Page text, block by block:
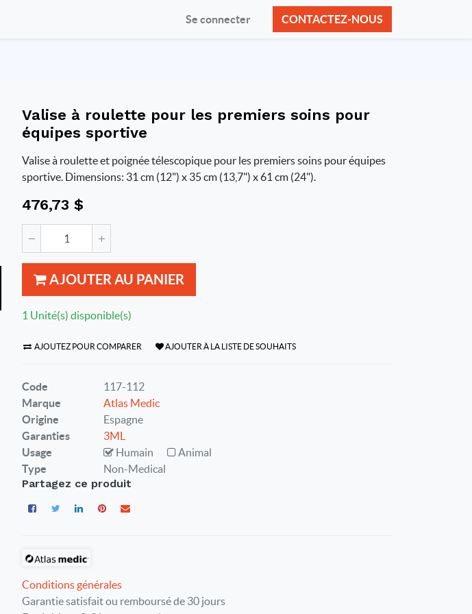
Se connecter CONTACTEZ-NOUS
Valise à roulette pour les premiers soins pour
équipes sportive
Valise à roulette et poignée télescopique pour les premiers soins pour équipes
sportive. Dimensions: 31 cm (12") x 35 cm (13,7") x 61 cm (24").
476,73 $
AJOUTER AU PANIER
1 Unité(s) disponible(s)
AJOUTEZ POUR COMPARER AJOUTER À LA LISTE DE SOUHAITS
Code
117-112
Marque
Atlas Medic
Origine
Espagne
Garanties
3ML
Usage
Humain
Animal
Type
Non-Medical
Partagez ce produit
Conditions générales
Garantie satisfait ou remboursé de 30 jours